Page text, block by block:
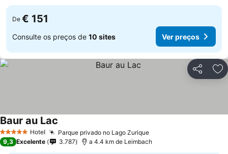
De € 151
Consulte os preços de 10 sites Ver preços
Partilhar
5 Estrelas Hotel Parque privado no Lago ZuriqueVer preços
Baur au Lac
9,3 Excelente 3.787 a 4.4 km de Leimbach